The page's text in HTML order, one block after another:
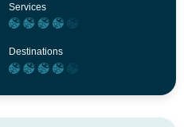
Services
Destinations